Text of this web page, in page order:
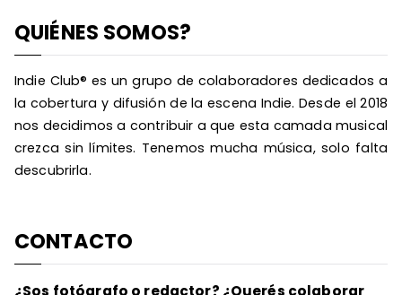
QUIÉNES SOMOS?
Indie Club® es un grupo de colaboradores dedicados a
la cobertura y difusión de la escena Indie. Desde el 2018
nos decidimos a contribuir a que esta camada musical
crezca sin límites. Tenemos mucha música, solo falta
descubrirla.
CONTACTO
¿Sos fotógrafo o redactor? ¿Querés colaborar